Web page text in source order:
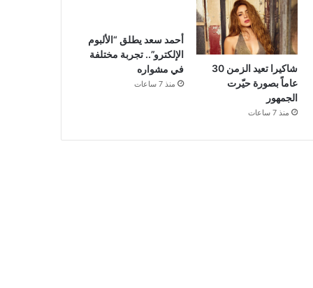
شاكيرا تعيد الزمن 30
عاماً بصورة حيّرت
الجمهور
منذ 7 ساعات
أحمد سعد يطلق “الألبوم
الإلكترو”.. تجربة مختلفة
في مشواره
منذ 7 ساعات